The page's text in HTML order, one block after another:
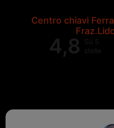
Centro chiavi
4,8
Su 5
stelle